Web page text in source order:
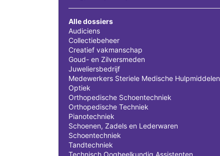
Alle dossiers
Audiciens
Collectiebeheer
Creatief vakmanschap
Goud- en Zilversmeden
Juweliersbedrijf
Medewerkers Steriele Medische Hulpmiddelen
Optiek
Orthopedische Schoentechniek
Orthopedische Techniek
Pianotechniek
Schoenen, Zadels en Lederwaren
Schoentechniek
Tandtechniek
Technisch Oogheelkundig Assistenten